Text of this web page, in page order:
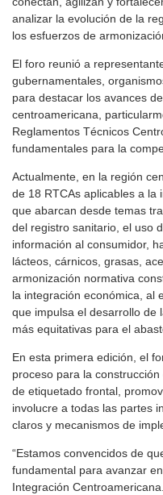
analizar la evolución de la
los esfuerzos de
El foro reunió a
gubernamentales,
para destacar los avances
centroamericana,
Reglamentos Técnicos
fundamentales para la
Actualmente, en la región
de 18 RTCAs aplicables a la
que abarcan desde temas
del registro sanitario, el uso
información al consumidor,
lácteos, cárnicos, grasas,
armonización normativa
la integración económica, al
que impulsa el desarrollo de
más equitativas para el
En esta primera edición, el
proceso para la
de etiquetado frontal,
involucre a todas las partes
claros y mecanismos de
“Estamos convencidos de
fundamental para avanzar
Integración